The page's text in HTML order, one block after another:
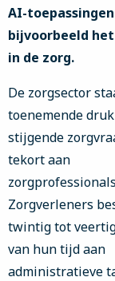
AI-
bijvoorbeeld
in de zorg.
De zorgsector
toenemende
stijgende
tekort aan
Zorgverleners
twintig tot
van hun tijd aan
administratieve